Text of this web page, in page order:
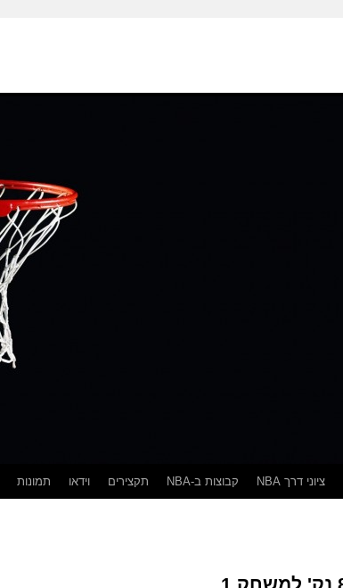
ציוני דרך NBA קבוצות ב-NBA תקצירים וידאו תמונות